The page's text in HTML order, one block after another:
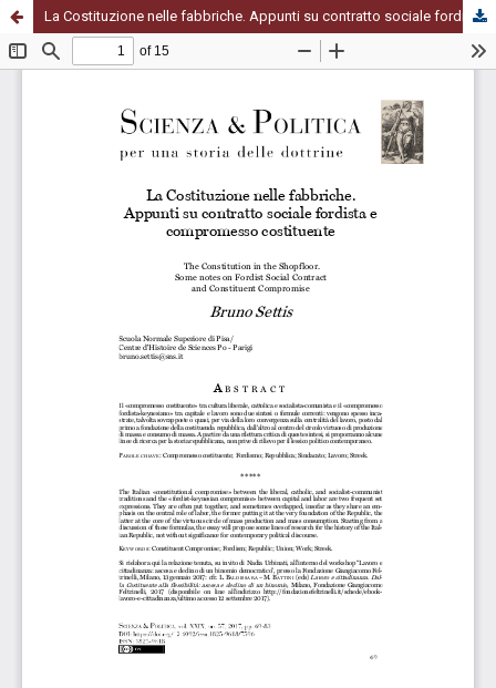
La Costituzione nelle fabbriche. Appunti su contratto sociale fordista e compromesso costituente